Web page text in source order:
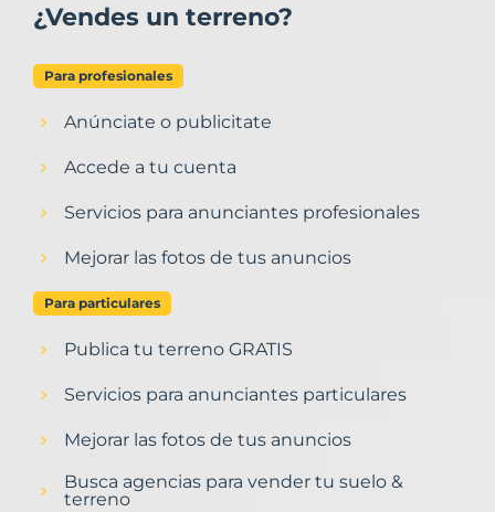
¿Vendes un terreno?
Para profesionales
Anúnciate o publicitate
Accede a tu cuenta
Servicios para anunciantes profesionales
Mejorar las fotos de tus anuncios
Para particulares
Publica tu terreno GRATIS
Servicios para anunciantes particulares
Mejorar las fotos de tus anuncios
Busca agencias para vender tu suelo &
terreno